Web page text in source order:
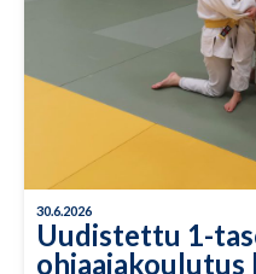
30.6.2026
Uudistettu 1-